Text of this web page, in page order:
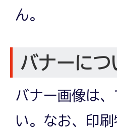
ん。
バナーにつ
バナー画像は
い。なお、印